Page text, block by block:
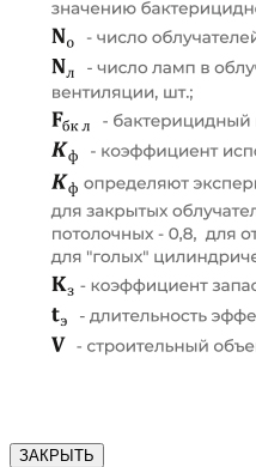
ЗАКРЫТЬ